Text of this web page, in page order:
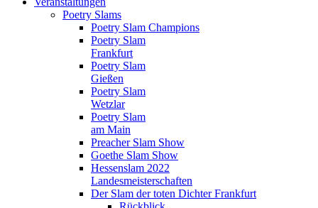
Poetry Slams
Poetry Slam Champions
Poetry Slam
Frankfurt
Poetry Slam
Gießen
Poetry Slam
Wetzlar
Poetry Slam
am Main
Preacher Slam Show
Goethe Slam Show
Hessenslam 2022
Landesmeisterschaften
Der Slam der toten Dichter Frankfurt